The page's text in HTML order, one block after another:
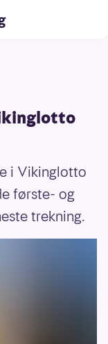
i Vikinglotto
første- og
trekning.